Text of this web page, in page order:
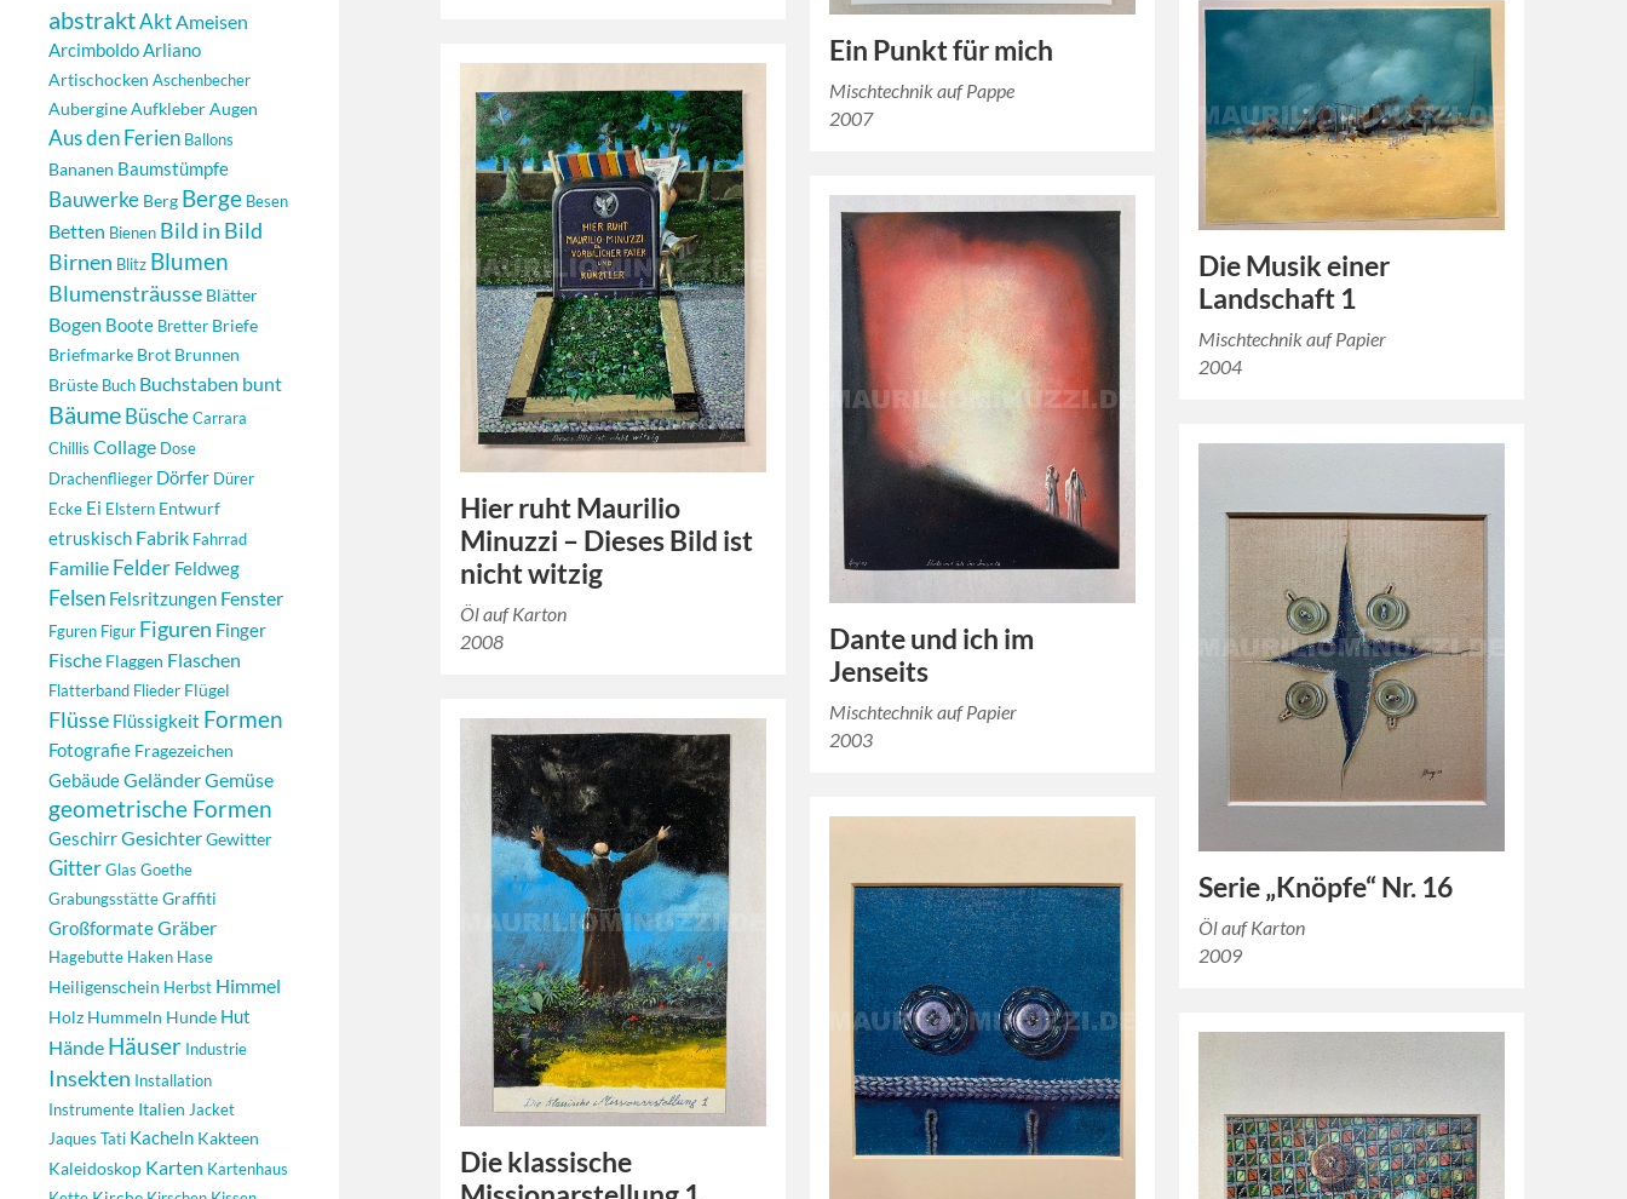
abstraktAktAmeisen
ArcimboldoArliano
Artischocken Aschenbecher
AubergineAufkleberAugen
Aus den Ferien Ballons
Bananen Baumstümpfe
Bauwerke Berg Berge Besen
Betten Bienen Bild in Bild
Birnen Blitz Blumen
Blumensträusse Blätter
Bogen Boote Bretter Briefe
Briefmarke Brot Brunnen
Brüste Buch Buchstaben bunt
BäumeBüscheCarrara
Chillis Collage Dose
Drachenflieger Dörfer Dürer
Ecke Ei Elstern Entwurf
etruskisch Fabrik Fahrrad
Familie Felder Feldweg
Felsen Felsritzungen Fenster
Fguren Figur Figuren Finger
Fische Flaggen Flaschen
Flatterband Flieder Flügel
Flüsse Flüssigkeit Formen
Fotografie Fragezeichen
GebäudeGeländerGemüse
geometrische Formen
GeschirrGesichterGewitter
GitterGlas Goethe
GrabungsstätteGraffiti
GroßformateGräber
Hagebutte Haken Hase
Heiligenschein Herbst Himmel
Holz Hummeln Hunde Hut
Hände Häuser Industrie
Insekten Installation
Instrumente Italien Jacket
Jaques Tati Kacheln Kakteen
Kaleidoskop Karten Kartenhaus
Hier ruht Maurilio
Minuzzi – Dieses Bild ist
nicht witzig
Öl auf Karton
2008
Ein Punkt für mich
Mischtechnik auf Pappe
2007
Die Musik einer
Landschaft 1
Mischtechnik auf Papier
2004
Die klassische
Dante und ich im
Jenseits
Mischtechnik auf Papier
2003
Serie „Knöpfe“ Nr. 16
Öl auf Karton
2009